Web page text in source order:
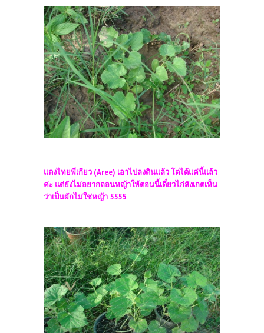
แตงไทยพี่เกียว (Aree) เอาไปลงดินแล้ว โตได้แค่นี้แล้ว
ค่ะ แต่ยังไม่อยากถอนหญ้าให้ตอนนี้เดี๋ยวไก่สังเกตเห็น
ว่าเป็นผักไม่ใช่หญ้า 5555